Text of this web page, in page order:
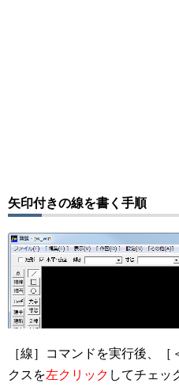
矢印付きの線を書く手順
［線］コマンドを実行後、
クスを左クリック してチェッ